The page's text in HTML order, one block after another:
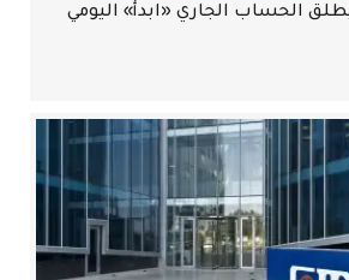
الحساب الجاري «ابدأ» اليومي